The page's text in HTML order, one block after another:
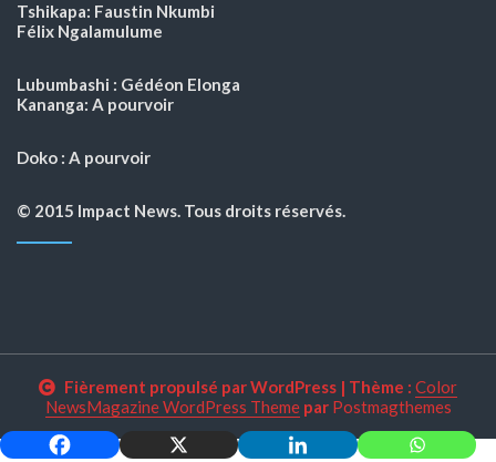
Tshikapa: Faustin Nkumbi
Félix Ngalamulume
Lubumbashi : Gédéon Elonga
Kananga: A pourvoir
Doko : A pourvoir
© 2015 Impact News. Tous droits réservés.
Fièrement propulsé par WordPress | Thème : Color
NewsMagazine WordPress Themepar Postmagthemes